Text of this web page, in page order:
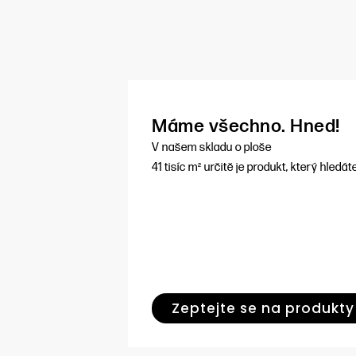
Máme všechno. Hned!
V našem skladu o ploše
41 tisíc m² určitě je produkt, který
Zeptejte se na produkty